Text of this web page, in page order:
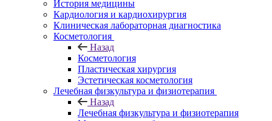
История медицины
Кардиология и кардиохирургия
Клиническая лабораторная диагностика
Косметология
Назад
Косметология
Пластическая хирургия
Эстетическая косметология
Лечебная физкультура и физиотерапия
Назад
Лечебная физкультура и физиотерапия